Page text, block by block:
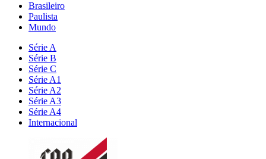
Brasileiro
Paulista
Mundo
Série A
Série B
Série C
Série A1
Série A2
Série A3
Série A4
Internacional